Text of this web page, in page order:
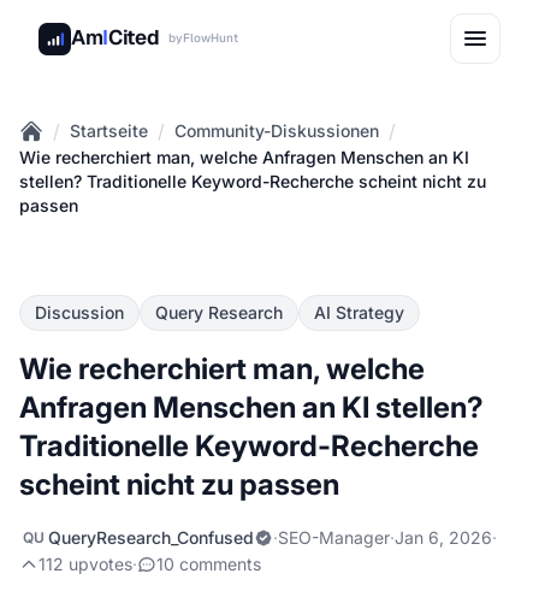
AmICited byFlowHunt
Home
/ Startseite / Community-Diskussionen /
Wie recherchiert man, welche Anfragen Menschen an KI
stellen? Traditionelle Keyword-Recherche scheint nicht zu
passen
Discussion Query Research AI Strategy
Wie recherchiert man, welche
Anfragen Menschen an KI stellen?
Traditionelle Keyword-Recherche
scheint nicht zu passen
QU QueryResearch_Confused ·SEO-Manager·Jan 6, 2026·
112 upvotes· 10 comments